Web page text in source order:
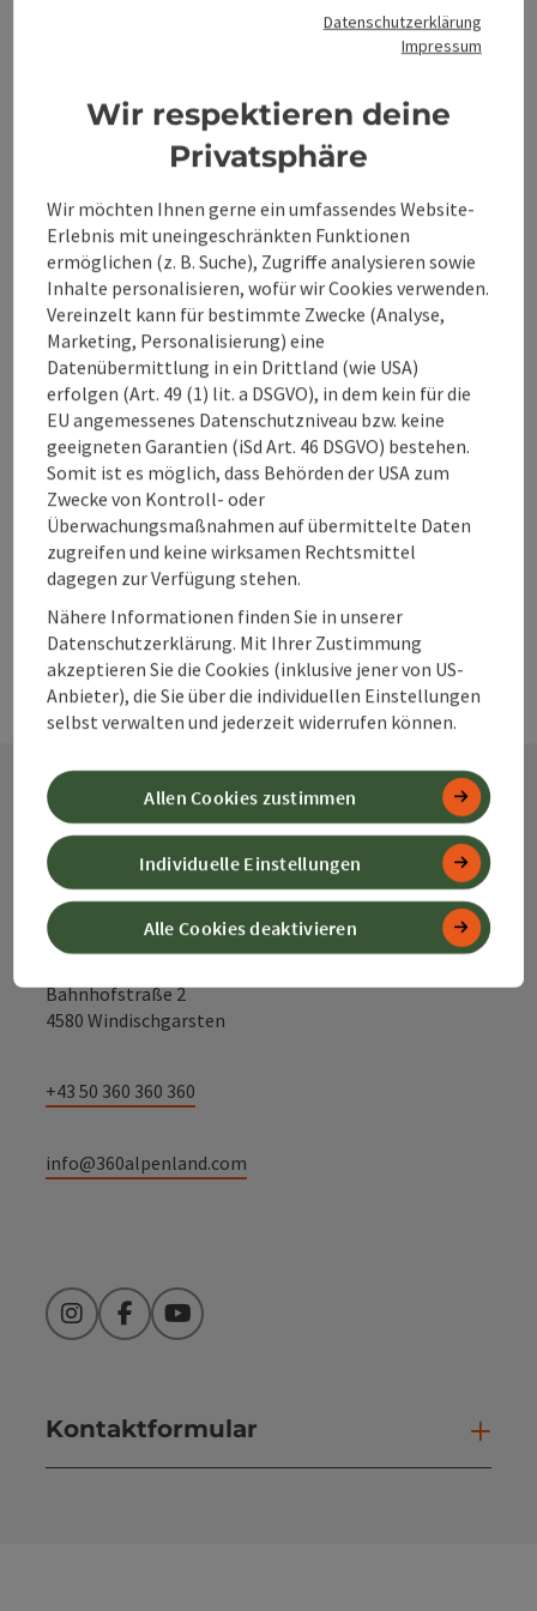
und zu spannenden Skiausflügen im Winter ein. Erleben Sie
die Freiheit und das Abenteuer in den Bergen, während das
Zuhause bietet. Mittels Code für die Keybox sind unsere
Gäste flexiebel beim Checkin und Checkout.
einem entspannten Spaziergang durch unseren eigenen
Garten, umgeben von bunten Blumen und Obst- und
unserer Sonnenterrasse und lassen Sie die warme Sonne auf
Ihrer Haut genießen. Unsere Apartments bieten Platz für
gesamt 10 Personen und sind mit WiFi ausgestattet, so dass
Sie immer mit der Welt in Verbindung bleiben können. Dank
unserer ruhigen Lage können Sie die Natur in vollen Zügen
genießen und sich vom Alltagsstress erholen. Buchen Sie
noch heute Ihren Aufenthalt in den Bergblickapartments
und lassen Sie sich von der Schönheit der Umgebung
verzaubern.
Berghof Thurnergut - Arche
Hof
Spital am Pyhrn
Bauernhof, Ferienwohnung
3 Blumen
Herzlich Willkommen am Berghof Thurnergut in Spital am
Pyhrn!
W-Lan (kostenlos)
Haustiere erlaubt
Sauna
Seite zurück 1 … 7
Kontakt
Alpenland Tourismus GmbH
Bahnhofstraße 2
4580 Windischgarsten
+43 50 360 360 360
info@360alpenland.com
InstagramFacebookYouTube
Kontaktformular
Datenschutzerklärung
Impressum
Wir respektieren deine
Privatsphäre
Wir möchten Ihnen gerne ein umfassendes Website-
Erlebnis mit uneingeschränkten Funktionen
ermöglichen (z. B. Suche), Zugriffe analysieren sowie
Inhalte personalisieren, wofür wir Cookies verwenden.
Vereinzelt kann für bestimmte Zwecke (Analyse,
Marketing, Personalisierung) eine
Datenübermittlung in ein Drittland (wie USA)
erfolgen (Art. 49 (1) lit. a DSGVO), in dem kein für die
EU angemessenes Datenschutzniveau bzw. keine
geeigneten Garantien (iSd Art. 46 DSGVO) bestehen.
Somit ist es möglich, dass Behörden der USA zum
Zwecke von Kontroll- oder
Überwachungsmaßnahmen auf übermittelte Daten
zugreifen und keine wirksamen Rechtsmittel
dagegen zur Verfügung stehen.
Nähere Informationen finden Sie in unserer
Datenschutzerklärung. Mit Ihrer Zustimmung
akzeptieren Sie die Cookies (inklusive jener von US-
Anbieter), die Sie über die individuellen Einstellungen
selbst verwalten und jederzeit widerrufen können.
Alle Cookies deaktivieren
Individuelle Einstellungen
Allen Cookies zustimmen